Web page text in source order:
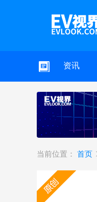
资讯
当前位置： 首页